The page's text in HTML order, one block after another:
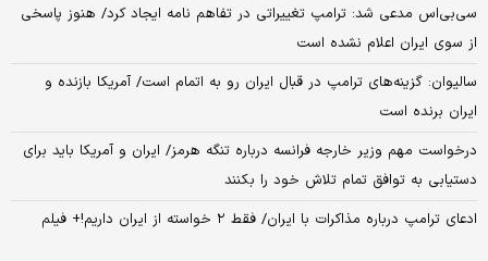
سی‌بی‌اس مدعی شد: ترامپ تغییراتی در تفاهم‌ نامه ایجاد کرد/ هنوز پاسخی
از سوی ایران اعلام نشده است
سالیوان: گزینه‌های ترامپ در قبال ایران رو به اتمام است/ آمریکا بازنده و
ایران برنده است
درخواست مهم وزیر خارجه فرانسه درباره تنگه هرمز/ ایران و آمریکا باید برای
دستیابی به توافق تمام تلاش خود را بکنند
ادعای ترامپ درباره مذاکرات با ایران/ فقط ۲ خواسته از ایران داریم!+ فیلم